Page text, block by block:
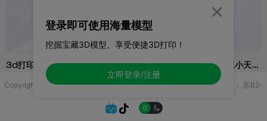
Copyright © 2025 无锡控博科技有限公司 版权所有增值电信业务许可证： 苏B2-
 
登录即可使用海量模型
挖掘宝藏3D模型、享受便捷3D打印！
立即登录/注册
